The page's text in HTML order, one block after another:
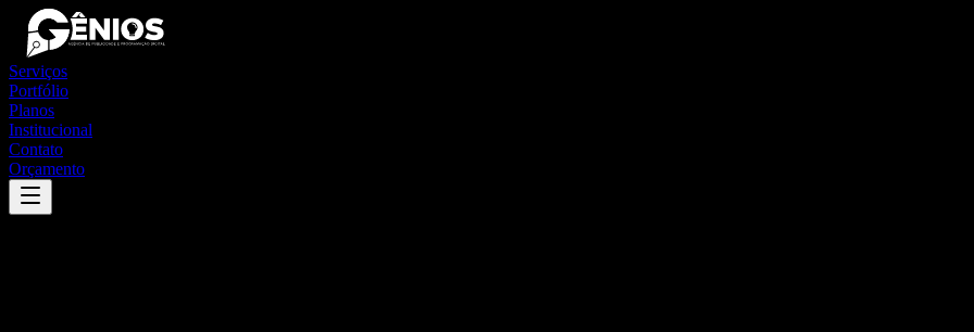
Serviços
Portfólio
Planos
Institucional
Contato
Orçamento